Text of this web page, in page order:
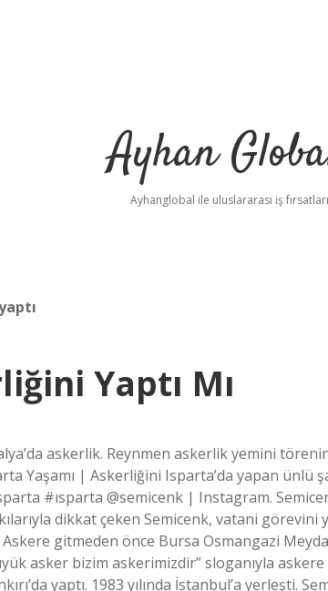
Ayhan
Ayhanglobal ile uluslararası iş
Yaptı Mı
askerlik. Reynmen askerlik yemini
Yaşamı | Askerliğini Isparta’da yapan ünlü
#ısparta @semicenk | Instagram.
dikkat çeken Semicenk, vatani
gitmeden önce Bursa Osmangazi
asker bizim askerimizdir” sloganıyla
yaptı. 1983 yılında İstanbul’a yerleşti.